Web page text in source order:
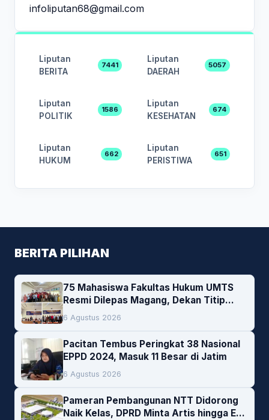
infoliputan68@gmail.com
Liputan
BERITA
7441
Liputan
DAERAH
5057
Liputan
POLITIK
1586
Liputan
KESEHATAN
674
Liputan
HUKUM
662
Liputan
PERISTIWA
651
BERITA PILIHAN
75 Mahasiswa Fakultas Hukum UMTS
Resmi Dilepas Magang, Dekan Titip
Empat Pesan Penting
6 Agustus 2026
Pacitan Tembus Peringkat 38 Nasional
EPPD 2024, Masuk 11 Besar di Jatim
6 Agustus 2026
Pameran Pembangunan NTT Didorong
Naik Kelas, DPRD Minta Artis hingga EO